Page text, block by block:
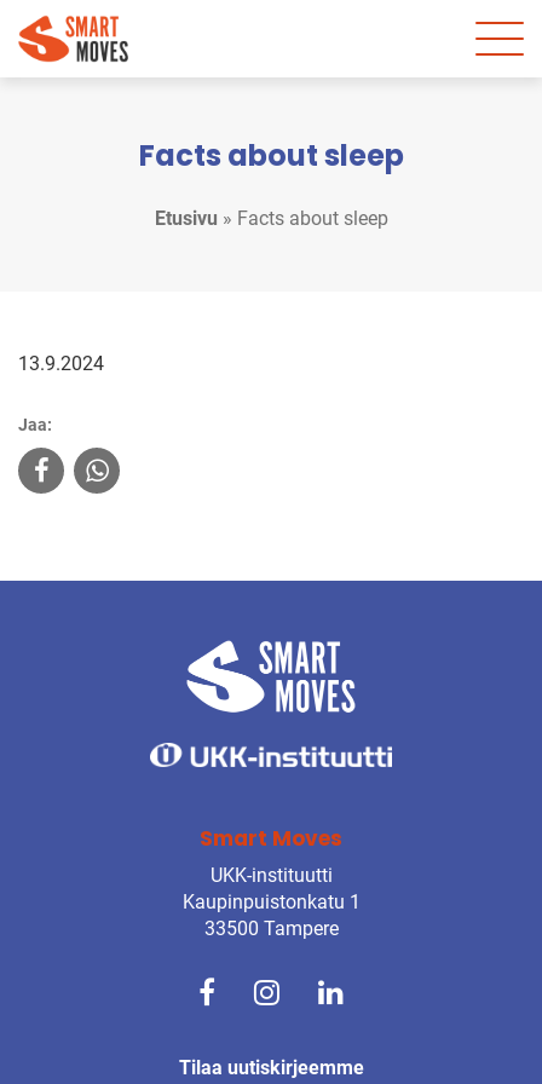
Facts about sleep
Etusivu » Facts about sleep
13.9.2024
Jaa:
Smart Moves
UKK-instituutti
Kaupinpuistonkatu 1
33500 Tampere
Tilaa uutiskirjeemme